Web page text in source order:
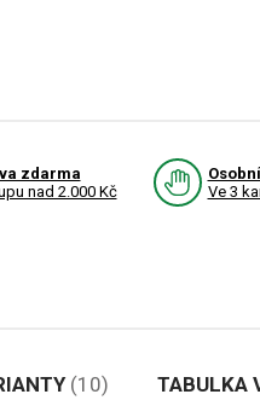
zdarma
nad 2.000 Kč
Ve 3
(10) TABULKA